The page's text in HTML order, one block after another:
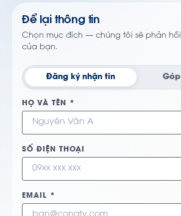
Để lại thông tin
Chọn mục đích — chúng tôi sẽ phản
của bạn.
Đăng ký nhận tin
HỌ VÀ TÊN *
SỐ ĐIỆN THOẠI
EMAIL *